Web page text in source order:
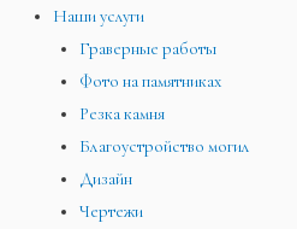
Наши услуги
Граверные работы
Фото на памятниках
Резка камня
Благоустройство могил
Дизайн
Чертежи